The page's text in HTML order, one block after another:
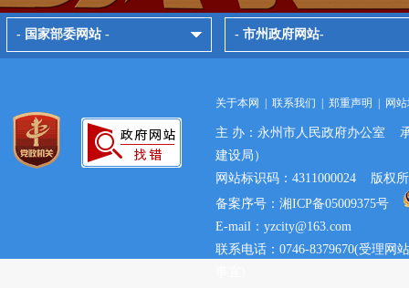
- 国家部委网站 - - 市州政府网站-
关于本网 联系我们 郑重声明 网
主 办：永州市人民政府办公室
建设局）
网站标识码：4311000024 版权
备案序号：湘ICP备05009375号
E-mail：yzcity@163.com
联系电话：0746-8379670(受理网